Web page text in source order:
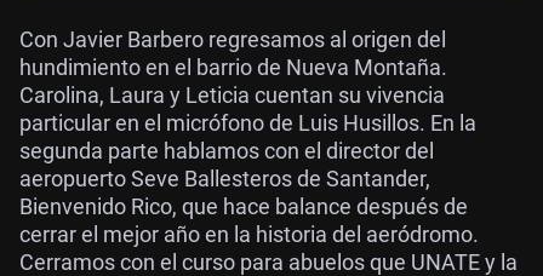
Con Javier Barbero regresamos al origen del
hundimiento en el barrio de Nueva Montaña.
Carolina, Laura y Leticia cuentan su vivencia
particular en el micrófono de Luis Husillos. En la
segunda parte hablamos con el director del
aeropuerto Seve Ballesteros de Santander,
Bienvenido Rico, que hace balance después de
cerrar el mejor año en la historia del aeródromo.
Cerramos con el curso para abuelos que UNATE y la